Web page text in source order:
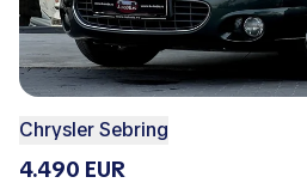
Chrysler Sebring
4.490 EUR